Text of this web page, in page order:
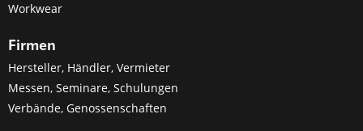
Workwear
Firmen
Hersteller, Händler, Vermieter
Messen, Seminare, Schulungen
Verbände, Genossenschaften